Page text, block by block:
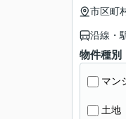
市区町
沿線・
物件種別
マン
土地